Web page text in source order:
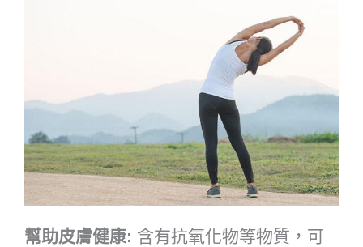
幫助皮膚健康: 含有抗氧化物等物質，可